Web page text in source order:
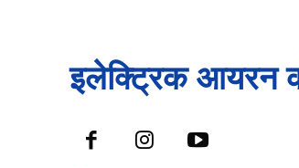
इलेक्ट्रिक आयरन